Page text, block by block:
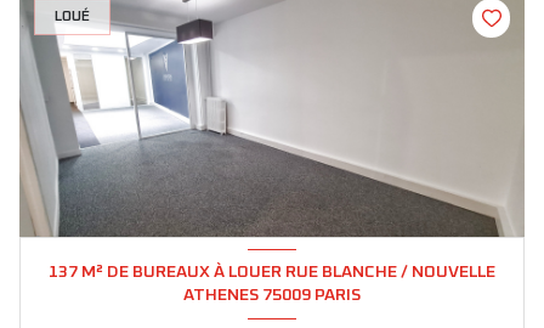
LOUÉ
137 M² DE BUREAUX À LOUER RUE BLANCHE / NOUVELLE
ATHENES 75009 PARIS